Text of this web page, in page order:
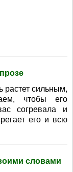
растет сильным,
чтобы его
согревала и
его и всю
словами